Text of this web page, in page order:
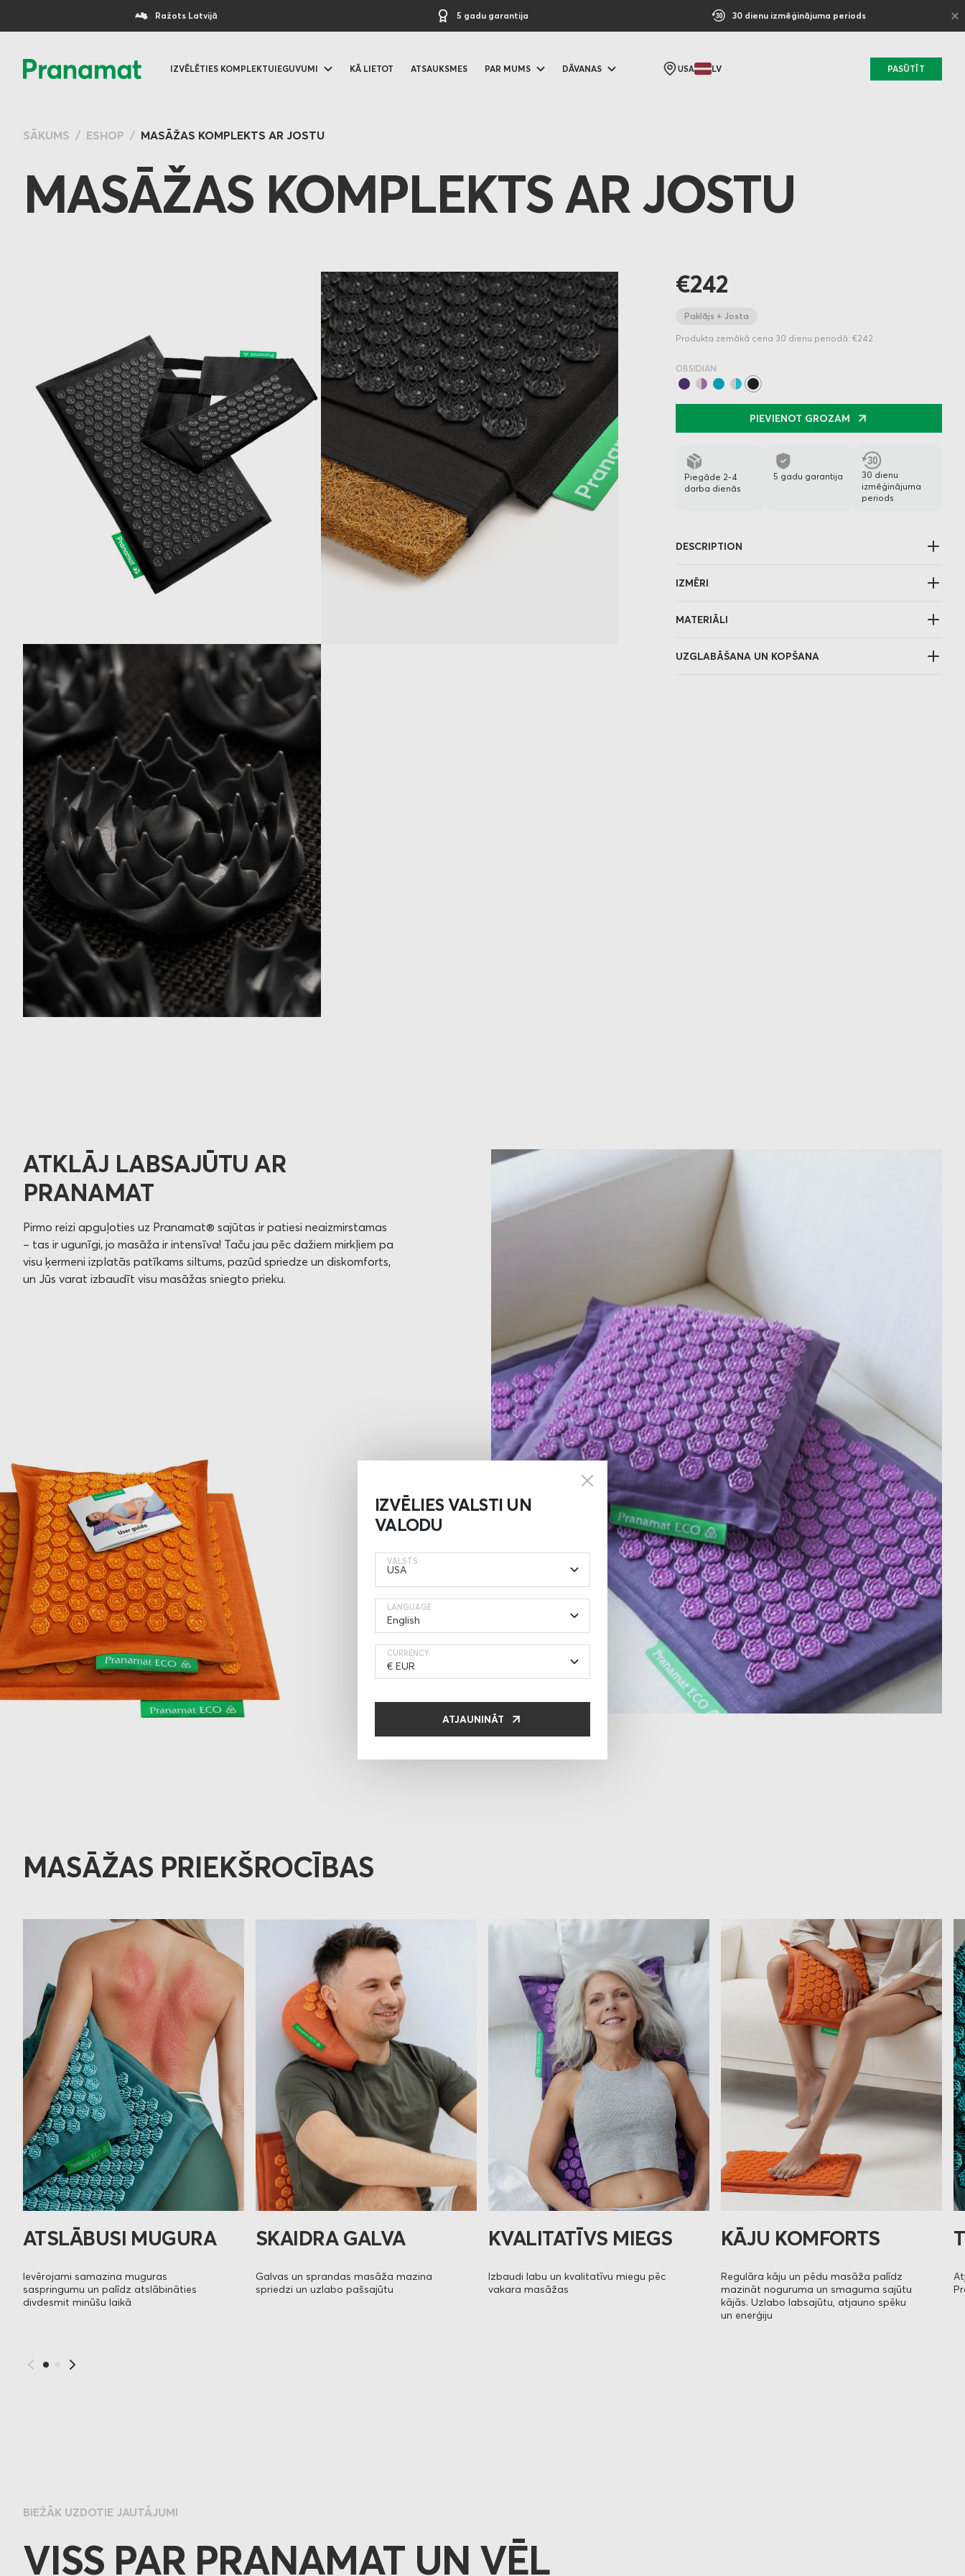
Ražots Latvijā 5 gadu garantija 30 dienu izmēģinājuma periods ×
IZVĒLĒTIES KOMPLEKTUIEGUVUMI KĀ LIETOT ATSAUKSMES PAR MUMS DĀVANAS USA LV PASŪTĪT
IZVĒLIES VALSTI UN
VALODU
VALSTS
LANGUAGE
CURRENCY
ATJAUNINĀT
SĀKUMS ESHOP MASĀŽAS KOMPLEKTS AR JOSTU
MASĀŽAS KOMPLEKTS AR JOSTU
€242
Paklājs + Josta
Produkta zemākā cena 30 dienu periodā: €242
OBSIDIAN
PIEVIENOT GROZAM
Piegāde 2-4
darba dienās
5 gadu garantija
30 dienu
izmēģinājuma
periods
DESCRIPTION
IZMĒRI
MATERIĀLI
UZGLABĀŠANA UN KOPŠANA
ATKLĀJ LABSAJŪTU AR
PRANAMAT
Pirmo reizi apguļoties uz Pranamat® sajūtas ir patiesi neaizmirstamas
– tas ir ugunīgi, jo masāža ir intensīva! Taču jau pēc dažiem mirkļiem pa
visu ķermeni izplatās patīkams siltums, pazūd spriedze un diskomforts,
un Jūs varat izbaudīt visu masāžas sniegto prieku.
MASĀŽAS PRIEKŠROCĪBAS
ATSLĀBUSI MUGURA
Ievērojami samazina muguras
saspringumu un palīdz atslābināties
divdesmit minūšu laikā
SKAIDRA GALVA
Galvas un sprandas masāža mazina
spriedzi un uzlabo pašsajūtu
KVALITATĪVS MIEGS
Izbaudi labu un kvalitatīvu miegu pēc
vakara masāžas
KĀJU KOMFORTS
Regulāra kāju un pēdu masāža palīdz
mazināt noguruma un smaguma sajūtu
kājās. Uzlabo labsajūtu, atjauno spēku
un enerģiju
BIEŽĀK UZDOTIE JAUTĀJUMI
VISS PAR PRANAMAT UN VĒL